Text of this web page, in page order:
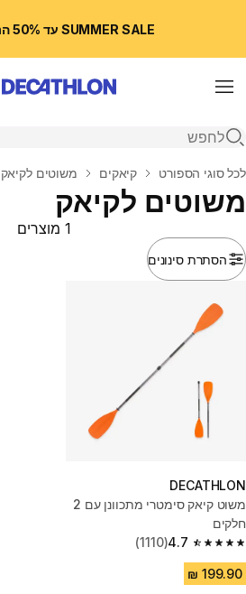
SUMMER SALE עד 50% הנחה 🛍️
Menu
פתיחת חיפוש
בית
לכל סוגי הספורט קיאקים משוטים לקיאק
משוטים לקיאק
הסתרת סינונים
1 מוצרים
DECATHLON
משוט קיאק סימטרי מתכוונן עם 2
חלקים
4.7
4.7 out of 5 stars from 1110 reviews
(1110)